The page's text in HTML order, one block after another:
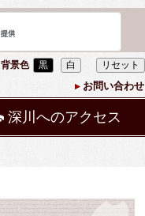
背景色 黒 白 リセット
お問い合わせ
深川へのアクセス